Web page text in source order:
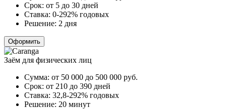
Срок: от 5 до 30 дней
Ставка: 0-292% годовых
Решение: 2 дня
Оформить
Заём для физических лиц
Сумма: от 50 000 до 500 000 руб.
Срок: от 210 до 390 дней
Ставка: 32,8-292% годовых
Решение: 20 минут